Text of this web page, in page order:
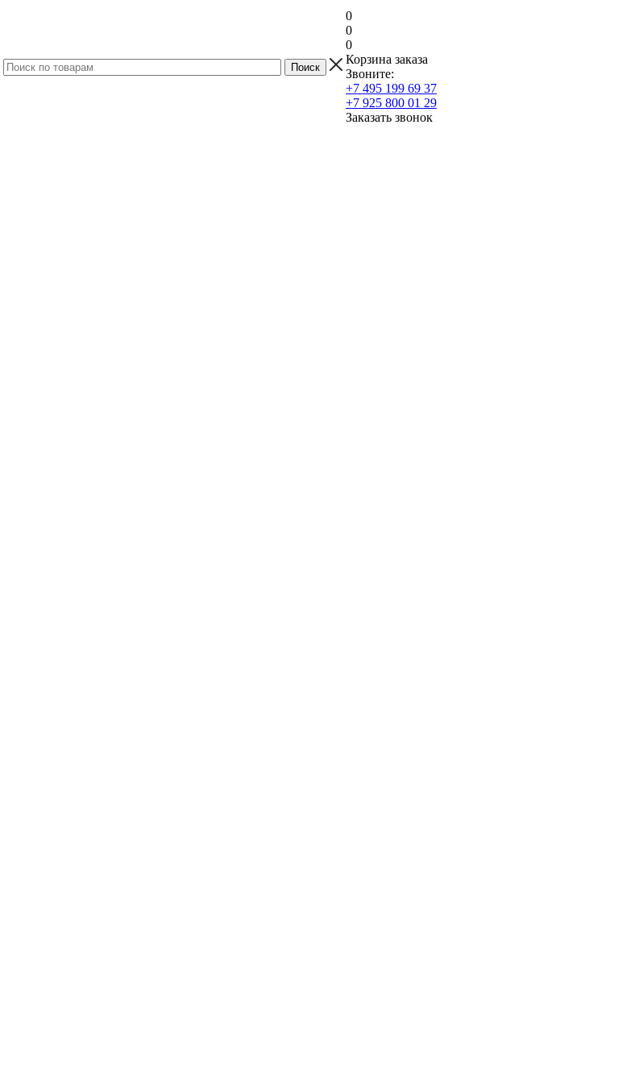
0
0
0
Корзина заказа
Звоните:
+7 495 199 69 37
+7 925 800 01 29
Заказать звонок